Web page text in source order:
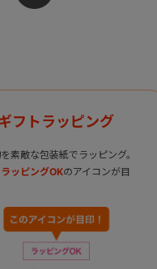
フトラッピング
素敵な包装紙でラッピング。
ッピングOKのアイコンが目